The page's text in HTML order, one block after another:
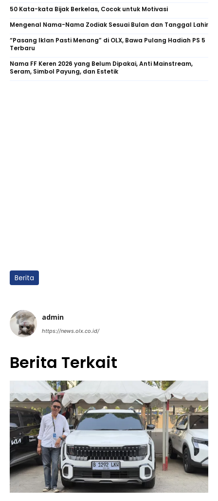
50 Kata-kata Bijak Berkelas, Cocok untuk Motivasi
Mengenal Nama-Nama Zodiak Sesuai Bulan dan Tanggal Lahir
“Pasang Iklan Pasti Menang” di OLX, Bawa Pulang Hadiah PS 5
Terbaru
Nama FF Keren 2026 yang Belum Dipakai, Anti Mainstream,
Seram, Simbol Payung, dan Estetik
Berita
admin
https://news.olx.co.id/
Berita Terkait